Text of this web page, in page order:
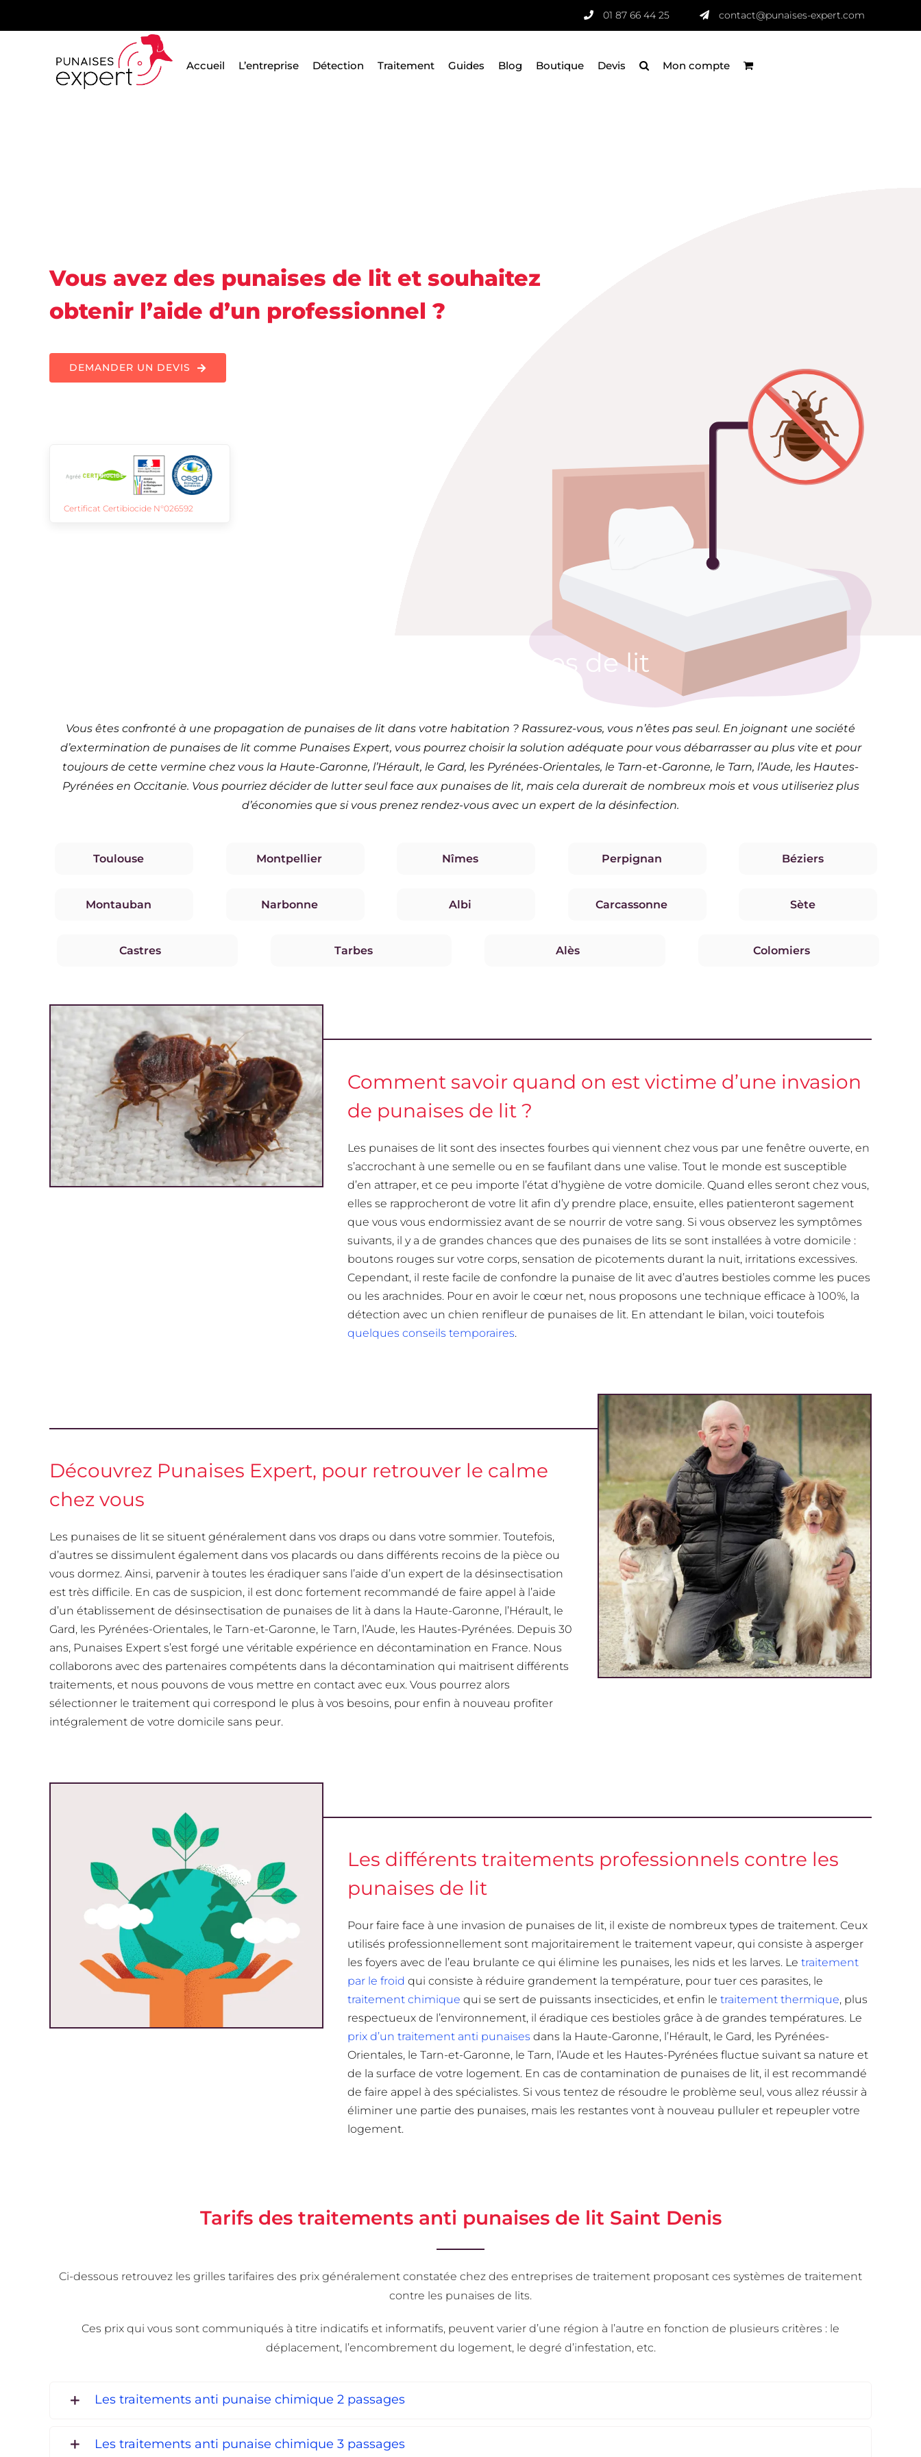
01 87 66 44 25 contact@punaises-expert.com
Accueil L’entreprise Détection Traitement Guides Blog Boutique Devis Mon compte
Vous avez des punaises de lit et souhaitez
obtenir l’aide d’un professionnel ?
DEMANDER UN DEVIS
Certificat Certibiocide N°026592
Traitement de punaises de lit
Vous êtes confronté à une propagation de punaises de lit dans votre habitation ? Rassurez-vous, vous n’êtes pas seul. En joignant une société
d’extermination de punaises de lit comme Punaises Expert, vous pourrez choisir la solution adéquate pour vous débarrasser au plus vite et pour
toujours de cette vermine chez vous la Haute-Garonne, l’Hérault, le Gard, les Pyrénées-Orientales, le Tarn-et-Garonne, le Tarn, l’Aude, les Hautes-
Pyrénées en Occitanie. Vous pourriez décider de lutter seul face aux punaises de lit, mais cela durerait de nombreux mois et vous utiliseriez plus
d’économies que si vous prenez rendez-vous avec un expert de la désinfection.
Toulouse Montpellier Nîmes Perpignan Béziers
Montauban Narbonne Albi Carcassonne Sète
Castres Tarbes Alès Colomiers
Comment savoir quand on est victime d’une invasion
de punaises de lit ?
Les punaises de lit sont des insectes fourbes qui viennent chez vous par une fenêtre ouverte, en
s’accrochant à une semelle ou en se faufilant dans une valise. Tout le monde est susceptible
d’en attraper, et ce peu importe l’état d’hygiène de votre domicile. Quand elles seront chez vous,
elles se rapprocheront de votre lit afin d’y prendre place, ensuite, elles patienteront sagement
que vous vous endormissiez avant de se nourrir de votre sang. Si vous observez les symptômes
suivants, il y a de grandes chances que des punaises de lits se sont installées à votre domicile :
boutons rouges sur votre corps, sensation de picotements durant la nuit, irritations excessives.
Cependant, il reste facile de confondre la punaise de lit avec d’autres bestioles comme les puces
ou les arachnides. Pour en avoir le cœur net, nous proposons une technique efficace à 100%, la
détection avec un chien renifleur de punaises de lit. En attendant le bilan, voici toutefois
quelques conseils temporaires.
Découvrez Punaises Expert, pour retrouver le calme
chez vous
Les punaises de lit se situent généralement dans vos draps ou dans votre sommier. Toutefois,
d’autres se dissimulent également dans vos placards ou dans différents recoins de la pièce ou
vous dormez. Ainsi, parvenir à toutes les éradiquer sans l’aide d’un expert de la désinsectisation
est très difficile. En cas de suspicion, il est donc fortement recommandé de faire appel à l’aide
d’un établissement de désinsectisation de punaises de lit à dans la Haute-Garonne, l’Hérault, le
Gard, les Pyrénées-Orientales, le Tarn-et-Garonne, le Tarn, l’Aude, les Hautes-Pyrénées. Depuis 30
ans, Punaises Expert s’est forgé une véritable expérience en décontamination en France. Nous
collaborons avec des partenaires compétents dans la décontamination qui maitrisent différents
traitements, et nous pouvons de vous mettre en contact avec eux. Vous pourrez alors
sélectionner le traitement qui correspond le plus à vos besoins, pour enfin à nouveau profiter
intégralement de votre domicile sans peur.
Les différents traitements professionnels contre les
punaises de lit
Pour faire face à une invasion de punaises de lit, il existe de nombreux types de traitement. Ceux
utilisés professionnellement sont majoritairement le traitement vapeur, qui consiste à asperger
les foyers avec de l’eau brulante ce qui élimine les punaises, les nids et les larves. Le traitement
par le froid qui consiste à réduire grandement la température, pour tuer ces parasites, le
traitement chimique qui se sert de puissants insecticides, et enfin le traitement thermique, plus
respectueux de l’environnement, il éradique ces bestioles grâce à de grandes températures. Le
prix d’un traitement anti punaises dans la Haute-Garonne, l’Hérault, le Gard, les Pyrénées-
Orientales, le Tarn-et-Garonne, le Tarn, l’Aude et les Hautes-Pyrénées fluctue suivant sa nature et
de la surface de votre logement. En cas de contamination de punaises de lit, il est recommandé
de faire appel à des spécialistes. Si vous tentez de résoudre le problème seul, vous allez réussir à
éliminer une partie des punaises, mais les restantes vont à nouveau pulluler et repeupler votre
logement.
Tarifs des traitements anti punaises de lit Saint Denis
Ci-dessous retrouvez les grilles tarifaires des prix généralement constatée chez des entreprises de traitement proposant ces systèmes de traitement
contre les punaises de lits.
Ces prix qui vous sont communiqués à titre indicatifs et informatifs, peuvent varier d’une région à l’autre en fonction de plusieurs critères : le
déplacement, l’encombrement du logement, le degré d’infestation, etc.
Les traitements anti punaise chimique 2 passages
Les traitements anti punaise chimique 3 passages